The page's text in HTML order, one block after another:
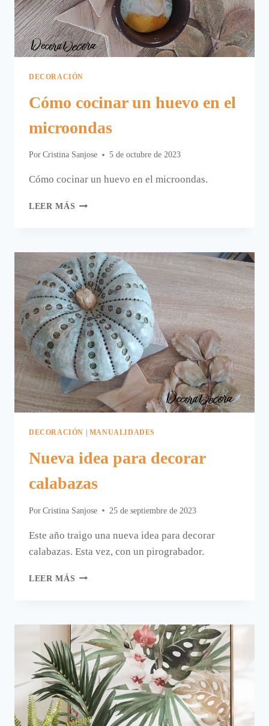
DECORACIÓN
Cómo cocinar un huevo en el
microondas
Por Cristina Sanjose 5 de octubre de 2023
Cómo cocinar un huevo en el microondas.
LEER MÁS CÓMO
EN
EL
MICROONDAS
DECORACIÓN MANUALIDADES
Nueva idea para decorar
calabazas
Por Cristina Sanjose 25 de septiembre de 2023
Este año traigo una nueva idea para decorar
calabazas. Esta vez, con un pirograbador.
LEER MÁS NUEVA
CALABAZAS